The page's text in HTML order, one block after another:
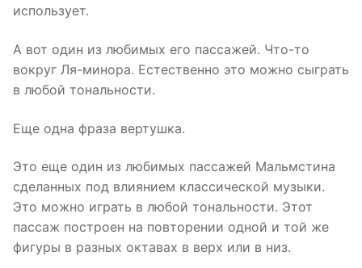
использует.
А вот один из любимых его пассажей. Что-то
вокруг Ля-минора. Естественно это можно сыграть
в любой тональности.
Еще одна фраза вертушка.
Это еще один из любимых пассажей Мальмстина
сделанных под влиянием классической музыки.
Это можно играть в любой тональности. Этот
пассаж построен на повторении одной и той же
фигуры в разных октавах в верх или в низ.